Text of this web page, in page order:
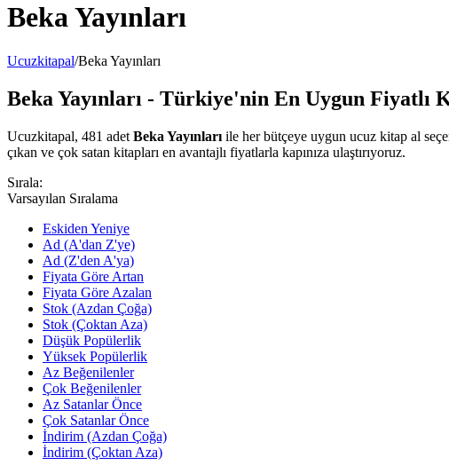
Beka Yayınları
Ucuzkitapal/Beka Yayınları
Beka Yayınları - Türkiye'nin En Uygun Fiyatlı
Ucuzkitapal, 481 adet Beka Yayınları ile her bütçeye uygun ucuz kitap al
çıkan ve çok satan kitapları en avantajlı fiyatlarla kapınıza ulaştırıyoruz.
Sırala:
Varsayılan Sıralama
Eskiden Yeniye
Ad (A'dan Z'ye)
Ad (Z'den A'ya)
Fiyata Göre Artan
Fiyata Göre Azalan
Stok (Azdan Çoğa)
Stok (Çoktan Aza)
Düşük Popülerlik
Yüksek Popülerlik
Az Beğenilenler
Çok Beğenilenler
Az Satanlar Önce
Çok Satanlar Önce
İndirim (Azdan Çoğa)
İndirim (Çoktan Aza)